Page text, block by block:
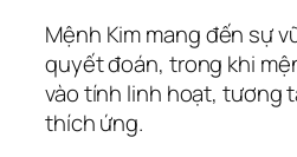
Mệnh Kim mang đến sự
quyết đoán, trong khi
vào tính linh hoạt, tương
thích ứng.